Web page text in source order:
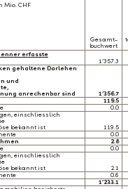
Mio. CHF
Gesamt-
buchwert
erfasste
1’357.3
gehaltene Darlehen
und
anrechenbar sind 1’356.7
119.5
0.0
einschliesslich
bekannt ist 119.5
0.0
2.8
0.0
einschliesslich
bekannt ist 2.1
0.6
1’233.1